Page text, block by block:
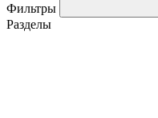
Фильтры
Разделы